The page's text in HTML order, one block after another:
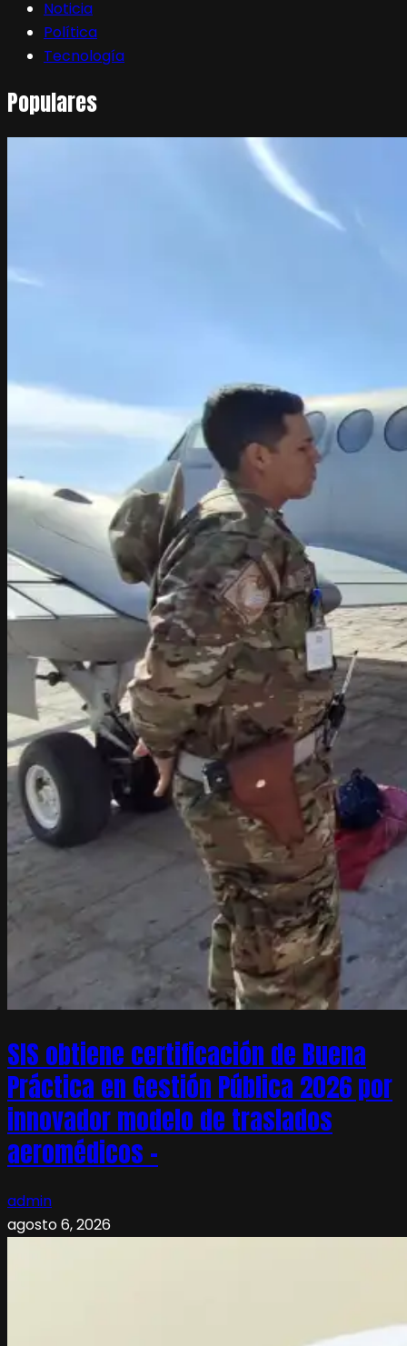
Noticia
Política
Tecnología
Populares
SIS obtiene certificación de Buena
Práctica en Gestión Pública 2026 por
innovador modelo de traslados
aeromédicos –
admin
agosto 6, 2026